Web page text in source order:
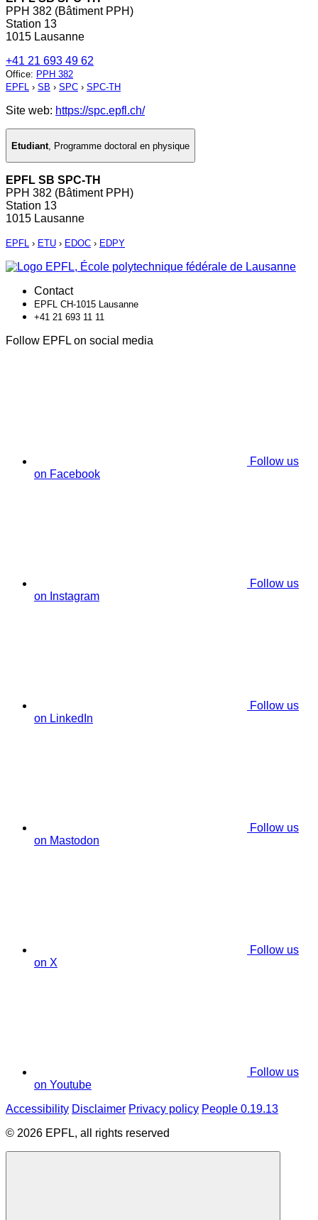
PPH 382 (Bâtiment PPH)
Station 13
1015 Lausanne
+41 21 693 49 62
Office: PPH 382
EPFL › SB › SPC › SPC-TH
Site web: https://spc.epfl.ch/
Etudiant Programme doctoral en physique
EPFL SB SPC-TH
PPH 382 (Bâtiment PPH)
Station 13
1015 Lausanne
EPFL › ETU › EDOC › EDPY
Contact
EPFL CH-1015 Lausanne
+41 21 693 11 11
Follow EPFL on social media
Follow us
on Facebook
Follow us
on Instagram
Follow us
on LinkedIn
Follow us
on Mastodon
Follow us
on X
Follow us
on Youtube
Accessibility Disclaimer Privacy policy People 0.19.13
© 2026 EPFL, all rights reserved